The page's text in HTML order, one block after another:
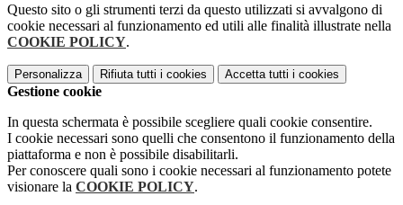
Questo sito o gli strumenti terzi da questo utilizzati si avvalgono di
cookie necessari al funzionamento ed utili alle finalità illustrate nella
COOKIE POLICY.
Personalizza Rifiuta tutti i cookies Accetta tutti i cookies
Gestione cookie
In questa schermata è possibile scegliere quali cookie consentire.
I cookie necessari sono quelli che consentono il funzionamento della
piattaforma e non è possibile disabilitarli.
Per conoscere quali sono i cookie necessari al funzionamento potete
visionare la COOKIE POLICY.